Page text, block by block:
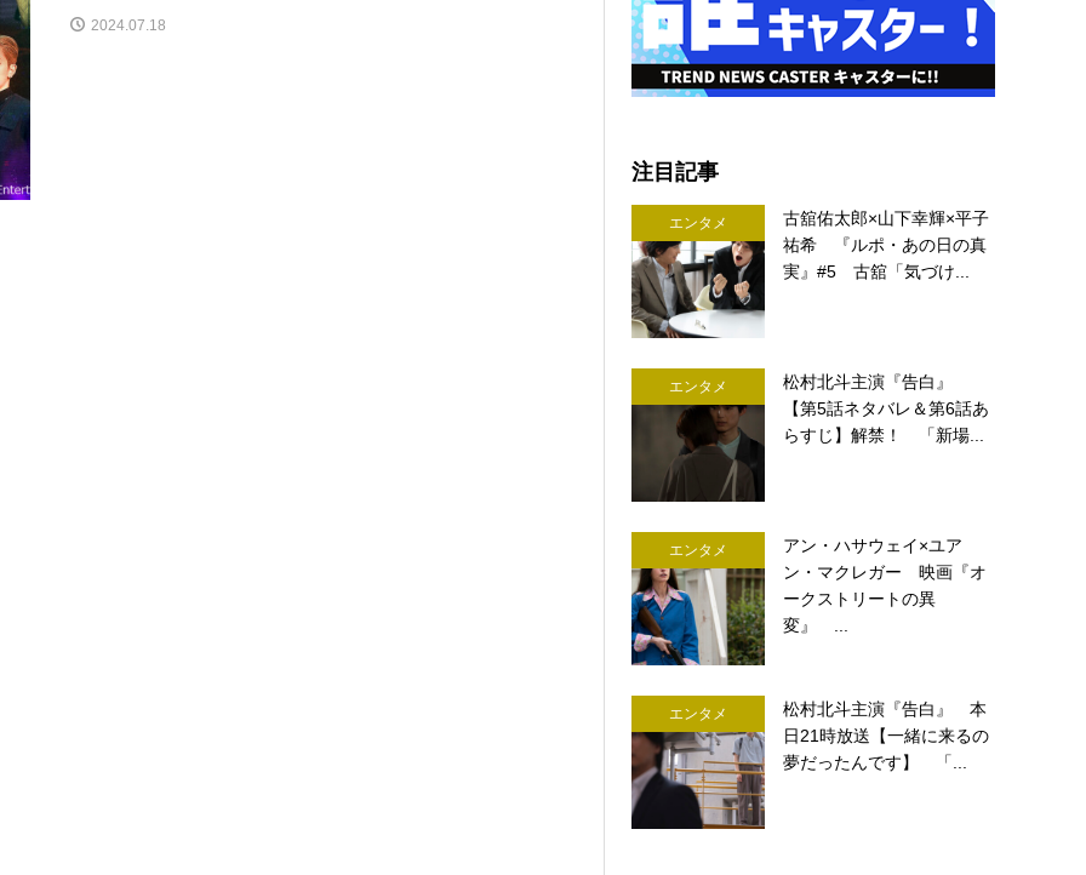
2024.07.18
注目記事
エンタメ
古舘佑太郎×山下幸輝×平子
祐希 『ルポ・あの日の真
実』#5 古舘「気づけ...
エンタメ
松村北斗主演『告白』
【第5話ネタバレ＆第6話あ
らすじ】解禁！ 「新場...
エンタメ
アン・ハサウェイ×ユア
ン・マクレガー 映画『オ
ークストリートの異
変』 ...
エンタメ
松村北斗主演『告白』 本
日21時放送【一緒に来るの
夢だったんです】 「...